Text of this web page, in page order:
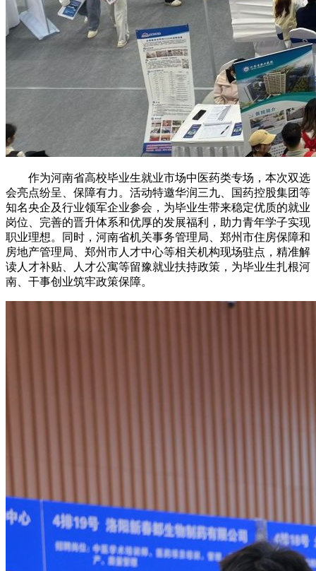
作为河南省高校毕业生就业市场中医药类专场，本次双选
会亮点纷呈、保障有力。活动特邀华润三九、国药控股集团等
知名央企及行业领军企业参会，为毕业生带来稳定优质的就业
岗位、完善的晋升体系和优厚的发展福利，助力青年学子实现
职业理想。同时，河南省机关事务管理局、郑州市住房保障和
房地产管理局、郑州市人才中心等相关机构现场驻点，精准解
读人才补贴、人才公寓等留豫就业扶持政策，为毕业生扎根河
南、干事创业筑牢政策保障。